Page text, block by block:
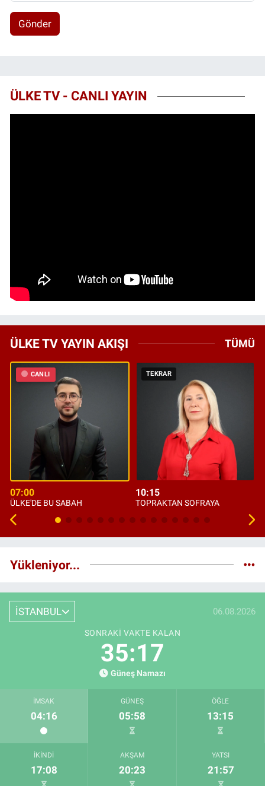
Gönder
ÜLKE TV - CANLI YAYIN
ÜLKE TV YAYIN AKIŞI TÜMÜ
CANLI
07:00
ÜLKE'DE BU SABAH
TEKRAR
10:15
TOPRAKTAN SOFRAYA
Yükleniyor...
İSTANBUL 06.08.2026
SONRAKI VAKTE KALAN
35:16
Güneş Namazı
İMSAK
04:16
GÜNEŞ
05:58
ÖĞLE
13:15
İKINDI
17:08
AKŞAM
20:23
YATSI
21:57